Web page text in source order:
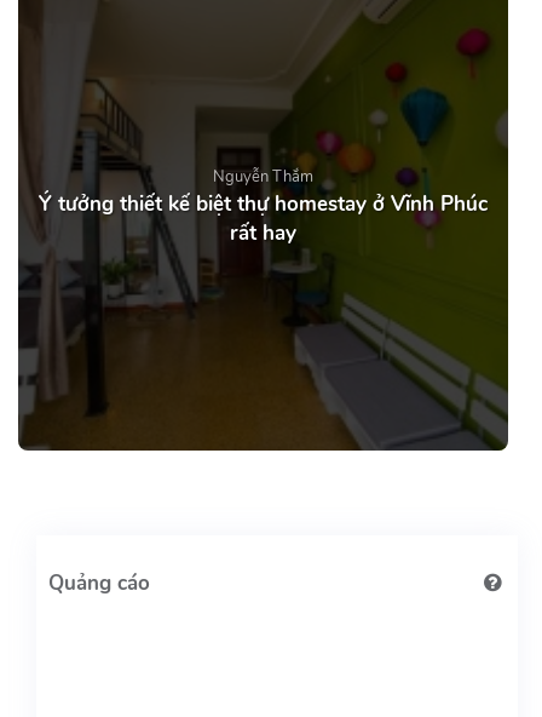
Nguyễn Thắm
Ý tưởng thiết kế biệt thự homestay ở Vĩnh Phúc
rất hay